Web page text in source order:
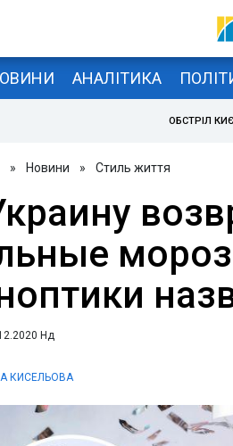
АНАЛІТИКА
ОБСТРІЛ
» Новини » Стиль життя
Нд
КИСЕЛЬОВА